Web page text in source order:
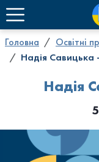
Головна
Освітні
Надія Савицька
Надія